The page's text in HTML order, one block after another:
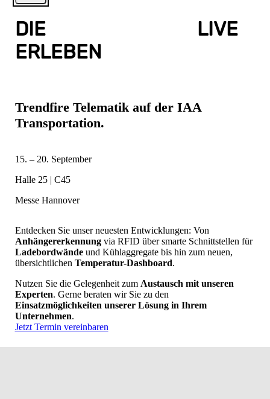
DIE
LIVE
ERLEBEN
Trendfire Telematik auf der IAA
Transportation.
15. – 20. September
Halle 25 | C45
Messe Hannover
Entdecken Sie unser neuesten Entwicklungen: Von
Anhängererkennungvia RFID über smarte Schnittstellen für
Ladebordwändeund Kühlaggregate bis hin zum neuen,
übersichtlichen Temperatur-Dashboard.
Nutzen Sie die Gelegenheit zum Austausch mit unseren
Experten. Gerne beraten wir Sie zu den
Einsatzmöglichkeiten unserer Lösung in Ihrem
Unternehmen.
Jetzt Termin vereinbaren